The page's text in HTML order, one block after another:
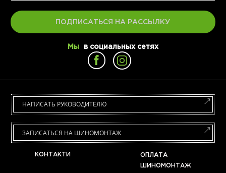
ПОДПИСАТЬСЯ НА РАССЫЛКУ
Мы в социальных сетях
НАПИСАТЬ РУКОВОДИТЕЛЮ
ЗАПИСАТЬСЯ НА ШИНОМОНТАЖ
КОНТАКТИ
ОПЛАТА
ШИНОМОНТАЖ